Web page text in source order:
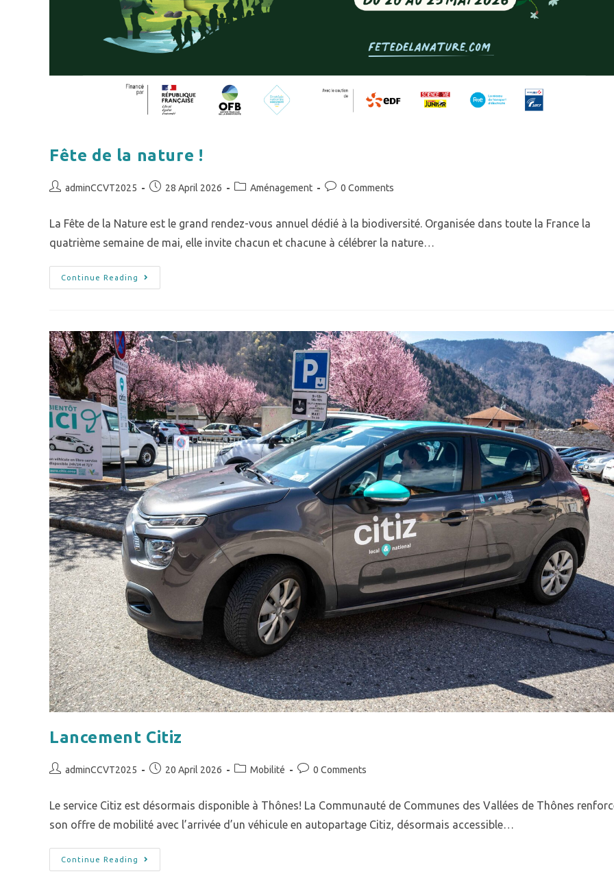
Fête de la nature !
adminCCVT2025 28 April 2026 Aménagement 0 Comments
La Fête de la Nature est le grand rendez-vous annuel dédié à la biodiversité. Organisée dans toute la France la
quatrième semaine de mai, elle invite chacun et chacune à célébrer la nature…
Continue Reading
Lancement Citiz
adminCCVT2025 20 April 2026 Mobilité 0 Comments
Le service Citiz est désormais disponible à Thônes! La Communauté de Communes des Vallées de Thônes
son offre de mobilité avec l’arrivée d’un véhicule en autopartage Citiz, désormais accessible…
Continue Reading